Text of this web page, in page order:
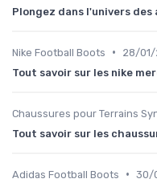
Plongez dans l'univers
Nike Football Boots •
28/
Tout savoir sur les nike
Chaussures pour Terrains
Tout savoir sur les
Adidas Football Boots • 30/